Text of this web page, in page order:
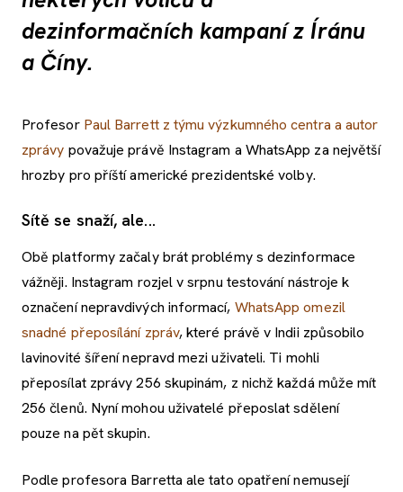
dezinformačních kampaní z Íránu
a Číny.
Profesor Paul Barrett z týmu výzkumného centra a autor
zprávy považuje právě Instagram a WhatsApp za největší
hrozby pro příští americké prezidentské volby.
Sítě se snaží, ale...
Obě platformy začaly brát problémy s dezinformace
vážněji. Instagram rozjel v srpnu testování nástroje k
označení nepravdivých informací, WhatsApp omezil
snadné přeposílání zpráv, které právě v Indii způsobilo
lavinovité šíření nepravd mezi uživateli. Ti mohli
přeposílat zprávy 256 skupinám, z nichž každá může mít
256 členů. Nyní mohou uživatelé přeposlat sdělení
pouze na pět skupin.
Podle profesora Barretta ale tato opatření nemusejí